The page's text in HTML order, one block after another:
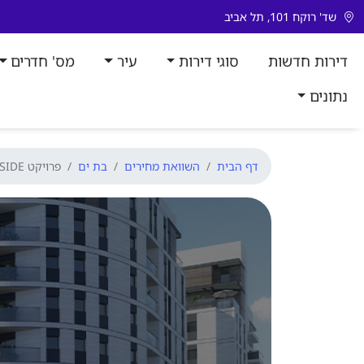
דלג לתוכן
שד' רוקח 101, תל אביב
דירות חדשות סוגי דירות עיר
מס' חדרים
נתונים
דף הבית השוואת מחירים בת ים פרויקט GREENSIDE בת ים עם השוואת מחירים